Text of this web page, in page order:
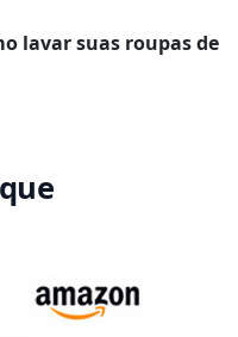
lavar suas roupas de